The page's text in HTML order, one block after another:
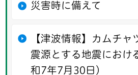
災害時に備えて
【津波情報】カムチャ
震源とする地震におけ
和7年7月30日）